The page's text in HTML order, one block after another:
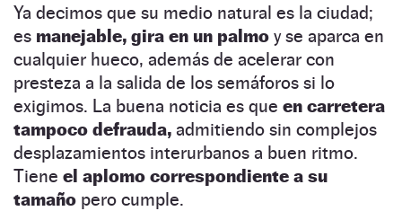
Ya decimos que su medio natural es la ciudad;
es manejable, gira en un palmo y se aparca en
cualquier hueco, además de acelerar con
presteza a la salida de los semáforos si lo
exigimos. La buena noticia es que en carretera
tampoco defrauda, admitiendo sin complejos
desplazamientos interurbanos a buen ritmo.
Tiene el aplomo correspondiente a su
tamaño pero cumple.